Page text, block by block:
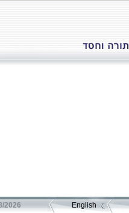
English